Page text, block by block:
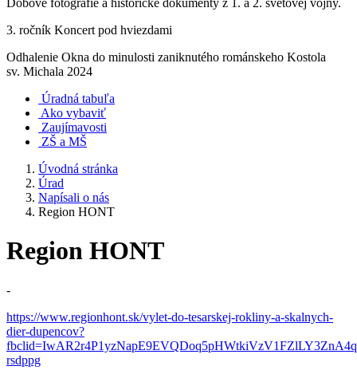
Dobové fotografie a historické dokumenty z 1. a 2. svetovej vojny.
3. ročník Koncert pod hviezdami
Odhalenie Okna do minulosti zaniknutého románskeho Kostola
sv. Michala 2024
Úradná tabuľa
Ako vybaviť
Zaujímavosti
ZŠ a MŠ
Úvodná stránka
Úrad
Napísali o nás
Region HONT
Region HONT
-
https://www.regionhont.sk/vylet-do-tesarskej-rokliny-a-skalnych-
dier-dupencov?
rsdppg